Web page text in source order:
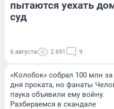
пытаются уехать
суд
6 августа 2 691 9
«Колобок» собрал 100 млн за
дня проката, но фанаты
паука объявили ему войну.
Разбираемся в скандале